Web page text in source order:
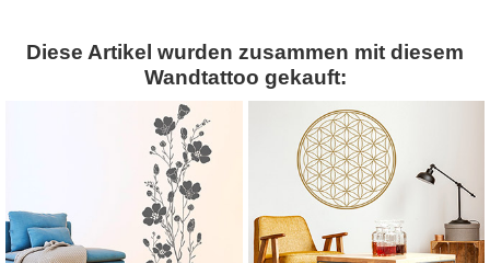
Diese Artikel wurden zusammen mit diesem
Wandtattoo gekauft: